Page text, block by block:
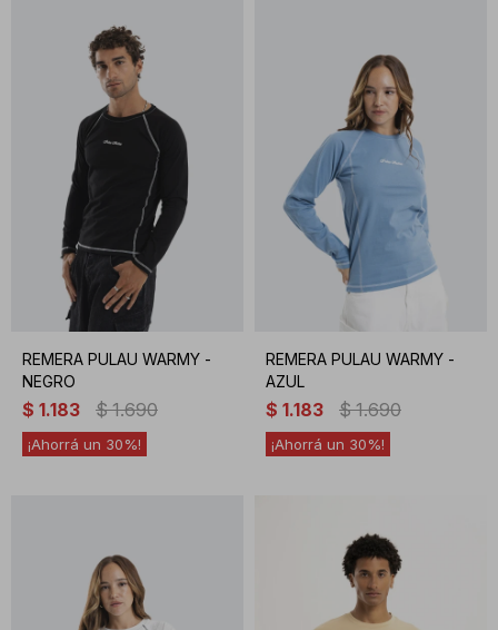
REMERA PULAU WARMY -
NEGRO
$ 1.183 $ 1.690
30
REMERA PULAU WARMY -
AZUL
$ 1.183 $ 1.690
30